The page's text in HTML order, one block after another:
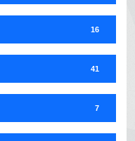
16
41
7